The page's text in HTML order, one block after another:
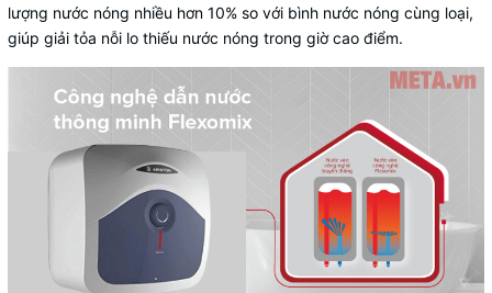
lượng nước nóng nhiều hơn 10% so với bình nước nóng cùng loại,
giúp giải tỏa nỗi lo thiếu nước nóng trong giờ cao điểm.